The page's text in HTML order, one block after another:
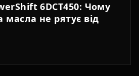
6DCT450: Чому
масла не рятує від